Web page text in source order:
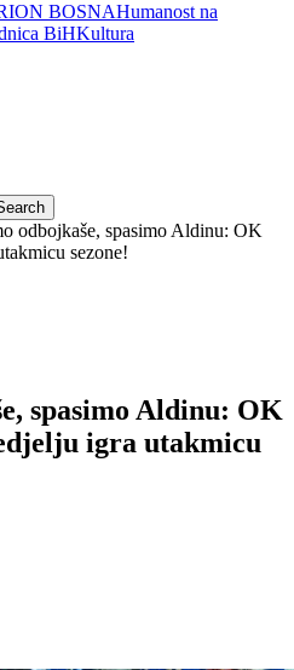
BOSNAHumanost na
BiHKultura
odbojkaše, spasimo Aldinu: OK
sezone!
spasimo Aldinu: OK
igra utakmicu